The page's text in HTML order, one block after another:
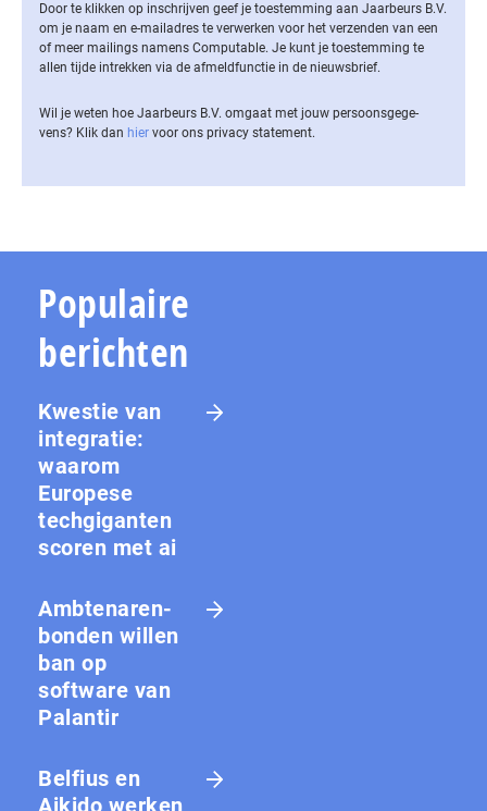
Door te klikken op inschrijven geef je toestemming aan Jaarbeurs B.V.
om je naam en e-mailadres te verwerken voor het verzenden van een
of meer mailings namens Computable. Je kunt je toestemming te
allen tijde intrekken via de af­meld­func­tie in de nieuwsbrief.
Wil je weten hoe Jaarbeurs B.V. omgaat met jouw per­soons­ge­ge­
vens? Klik dan hier voor ons privacy statement.
Populaire
berichten
Kwestie van
integratie:
waarom
Europese
techgiganten
scoren met ai
Amb­te­na­ren­
bon­den willen
ban op
software van
Palantir
Belfius en
Aikido werken